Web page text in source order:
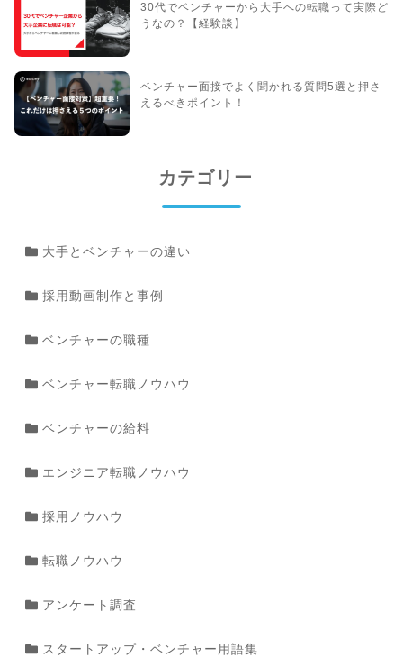
30代でベンチャーから大手への転職って実際ど
うなの？【経験談】
ベンチャー面接でよく聞かれる質問5選と押さ
えるべきポイント！
カテゴリー
大手とベンチャーの違い
採用動画制作と事例
ベンチャーの職種
ベンチャー転職ノウハウ
ベンチャーの給料
エンジニア転職ノウハウ
採用ノウハウ
転職ノウハウ
アンケート調査
スタートアップ・ベンチャー用語集